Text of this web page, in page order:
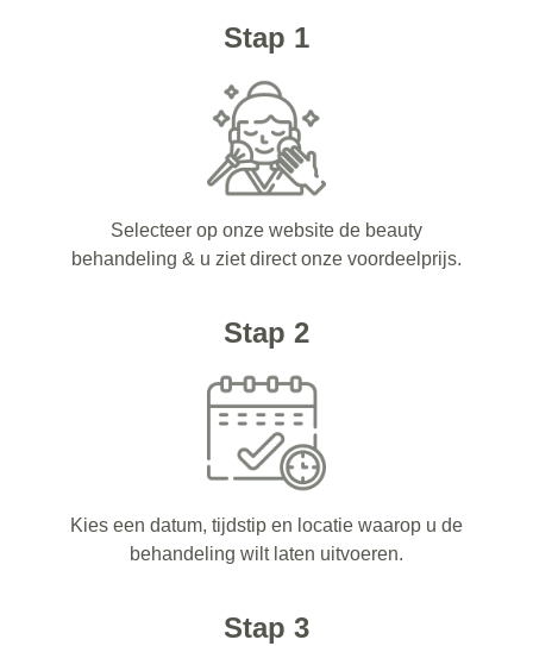
Stap 1
Selecteer op onze website de beauty
behandeling & u ziet direct onze voordeelprijs.
Stap 2
Kies een datum, tijdstip en locatie waarop u de
behandeling wilt laten uitvoeren.
Stap 3